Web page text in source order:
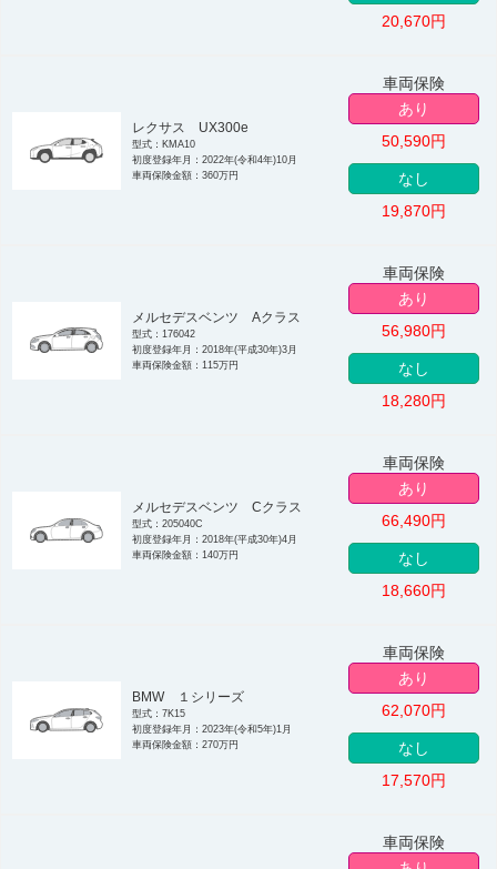
20,670円
レクサス UX300e
型式：KMA10
初度登録年月：2022年(令和4年)10月
車両保険金額：360万円
車両保険
あり
50,590円
なし
19,870円
メルセデスベンツ Aクラス
型式：176042
初度登録年月：2018年(平成30年)3月
車両保険金額：115万円
車両保険
あり
56,980円
なし
18,280円
メルセデスベンツ Cクラス
型式：205040C
初度登録年月：2018年(平成30年)4月
車両保険金額：140万円
車両保険
あり
66,490円
なし
18,660円
BMW １シリーズ
型式：7K15
初度登録年月：2023年(令和5年)1月
車両保険金額：270万円
車両保険
あり
62,070円
なし
17,570円
車両保険